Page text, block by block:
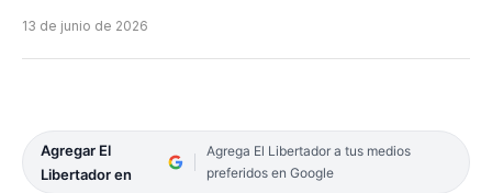
13 de junio de 2026
Agregar El
Libertador en
Agrega El Libertador a tus medios
preferidos en Google